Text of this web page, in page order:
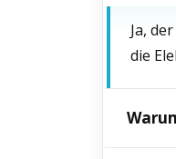
Ja,
die